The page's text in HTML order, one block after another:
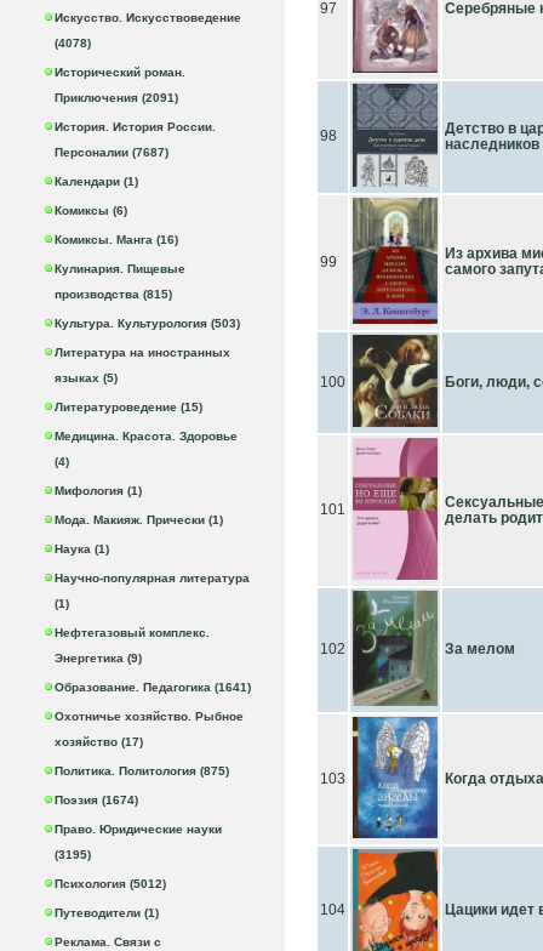
Искусство. Искусствоведение
(4078)
Исторический роман.
Приключения (2091)
История. История России.
Персоналии (7687)
Календари (1)
Комиксы (6)
Комиксы. Манга (16)
Кулинария. Пищевые
производства (815)
Культура. Культурология (503)
Литература на иностранных
языках (5)
Литературоведение (15)
Медицина. Красота. Здоровье
(4)
Мифология (1)
Мода. Макияж. Прически (1)
Наука (1)
Научно-популярная литература
(1)
Нефтегазовый комплекс.
Энергетика (9)
Образование. Педагогика (1641)
Охотничье хозяйство. Рыбное
хозяйство (17)
Политика. Политология (875)
Поэзия (1674)
Право. Юридические науки
(3195)
Психология (5012)
Путеводители (1)
Реклама. Связи с
97 Серебряные
98
Детство в
наследников
99
Из архива
самого
100 Боги, люди,
101
делать
102 За мелом
103 Когда
104 Цацики идет